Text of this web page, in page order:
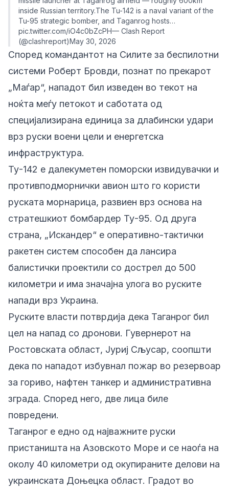
inside Russian territory.The Tu-142 is a naval variant of the
Tu-95 strategic bomber, and Taganrog hosts…
pic.twitter.com/iO4c0bZcPH— Clash Report
(@clashreport)May 30, 2026
Според командантот на Силите за беспилотни
системи Роберт Бровди, познат по прекарот
„Маѓар“, нападот бил изведен во текот на
ноќта меѓу петокот и саботата од
специјализирана единица за длабински удари
врз руски воени цели и енергетска
инфраструктура.
Ту-142 е далекуметен поморски извидувачки и
противподморнички авион што го користи
руската морнарица, развиен врз основа на
стратешкиот бомбардер Ту-95. Од друга
страна, „Искандер“ е оперативно-тактички
ракетен систем способен да лансира
балистички проектили со дострел до 500
километри и има значајна улога во руските
напади врз Украина.
Руските власти потврдија дека Таганрог бил
цел на напад со дронови. Гувернерот на
Ростовската област, Јуриј Сљусар, соопшти
дека по нападот избувнал пожар во резервоар
за гориво, нафтен танкер и административна
зграда. Според него, две лица биле
повредени.
Таганрог е едно од најважните руски
пристаништа на Азовското Море и се наоѓа на
околу 40 километри од окупираните делови на
украинската Доњецка област. Градот во